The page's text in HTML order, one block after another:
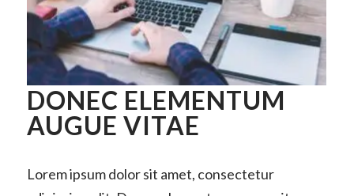
DONEC ELEMENTUM
AUGUE VITAE
Lorem ipsum dolor sit amet, consectetur